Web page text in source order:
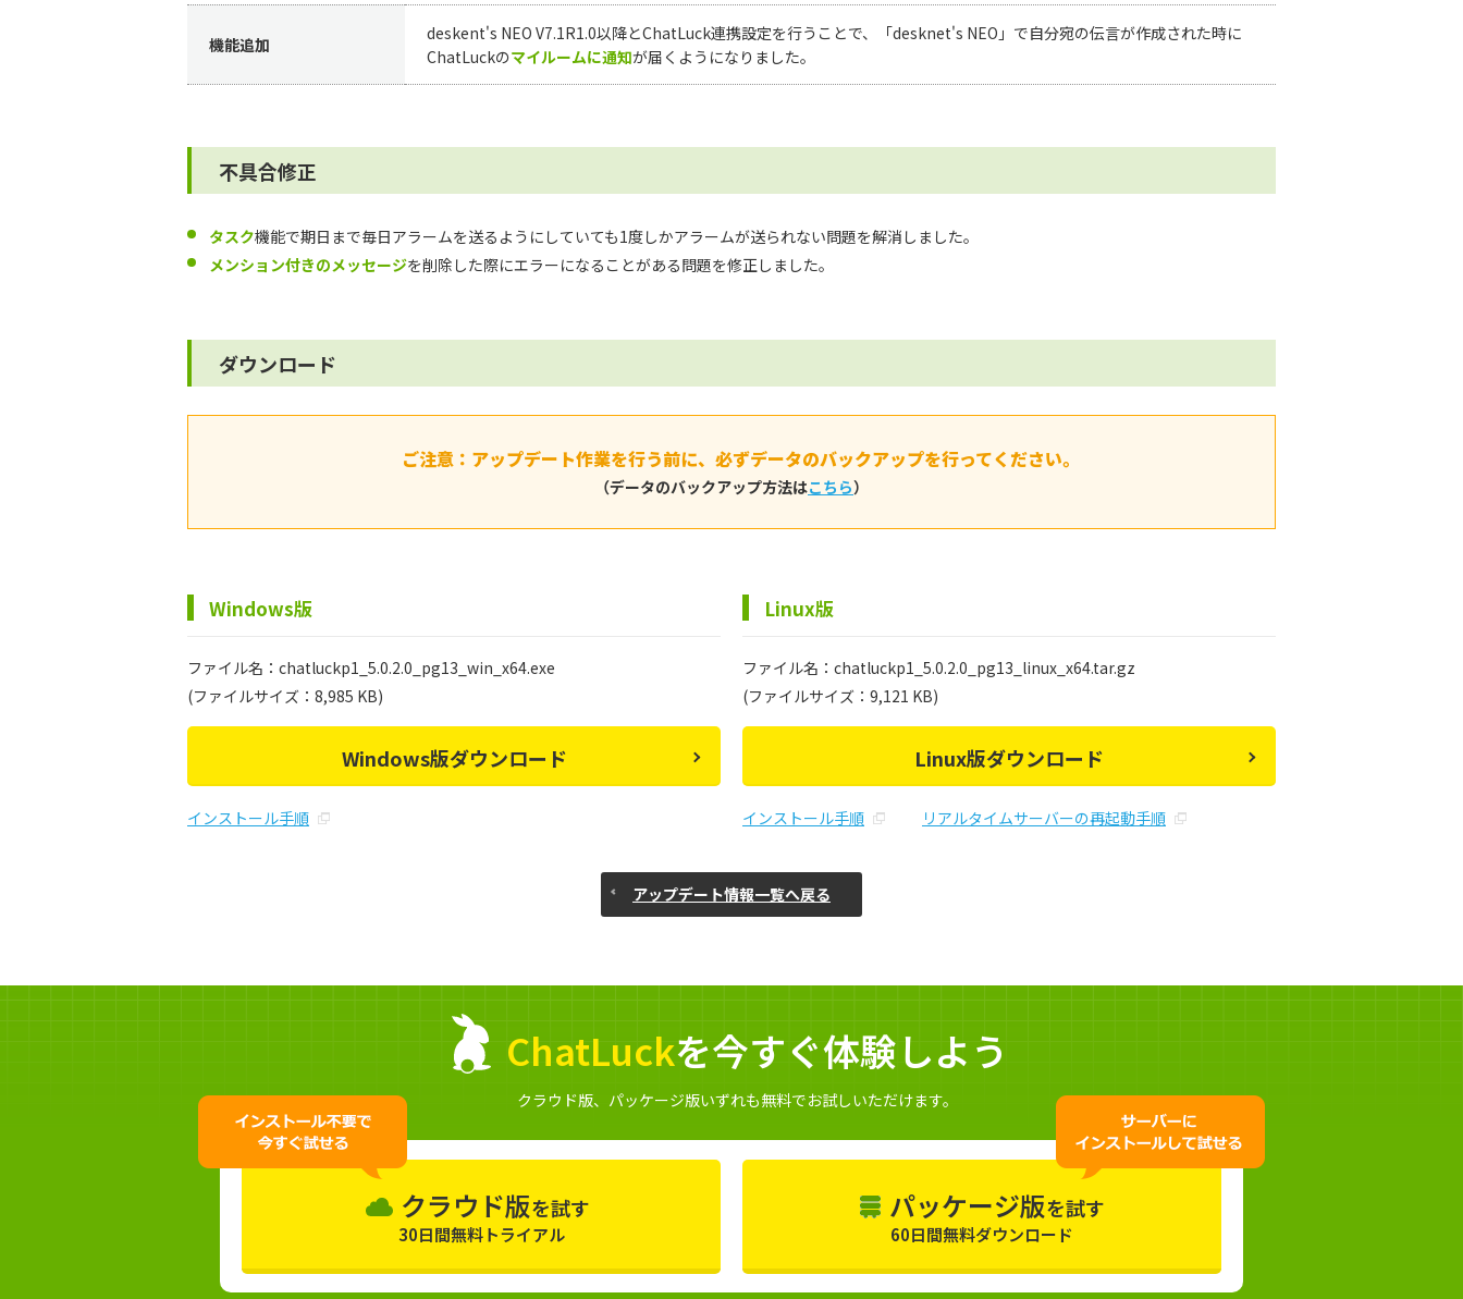
機能追加
deskent's NEO V7.1R1.0以降とChatLuck連携設定を行うことで、「desknet's NEO」で自分宛の伝言が作成された時に
ChatLuckのマイルームに通知が届くようになりました。
不具合修正
タスク機能で期日まで毎日アラームを送るようにしていても1度しかアラームが送られない問題を解消しました。
メンション付きのメッセージを削除した際にエラーになることがある問題を修正しました。
ダウンロード
ご注意：アップデート作業を行う前に、 必ずデータのバックアップを行ってください。
（データのバックアップ方法はこちら）
Windows版
ファイル名：chatluckp1_5.0.2.0_pg13_win_x64.exe
(ファイルサイズ：8,985 KB)
Windows版ダウンロード
インストール手順
Linux版
ファイル名：chatluckp1_5.0.2.0_pg13_linux_x64.tar.gz
(ファイルサイズ：9,121 KB)
Linux版ダウンロード
インストール手順 リアルタイムサーバーの再起動手順
アップデート情報一覧へ戻る
ChatLuckを今すぐ体験しよう
クラウド版、パッケージ版いずれも無料でお試しいただけます。
クラウド版を試す
30日間無料トライアル
パッケージ版を試す
60日間無料ダウンロード